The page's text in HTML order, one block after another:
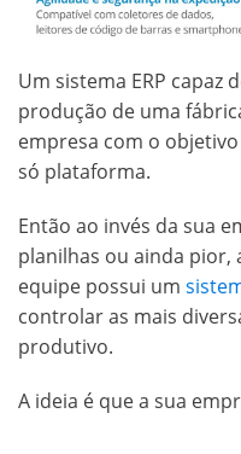
Um sistema ERP
produção de uma
empresa com o
só plataforma.
Então ao invés da sua
planilhas ou ainda pior,
equipe possui um
controlar as mais
produtivo.
A ideia é que a sua